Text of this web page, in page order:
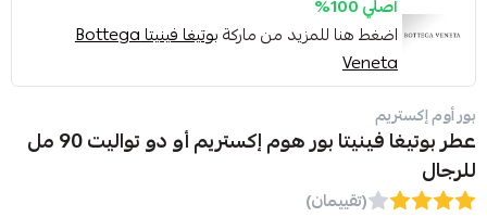
أصلي 100%
اضغط هنا للمزيد من ماركة
بوتيغا فينيتا Bottega
Veneta
بور أوم إكستريم
عطر بوتيغا فينيتا بور هوم إكستريم أو دو تواليت 90 مل
للرجال
(تقييمان)